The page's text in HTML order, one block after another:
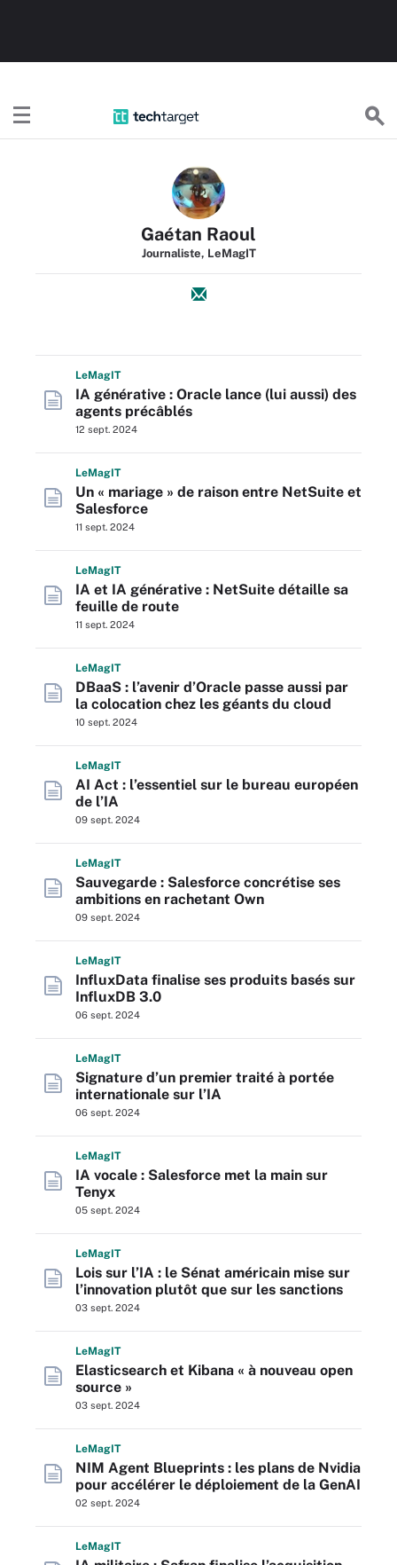
Gaétan Raoul
Journaliste, LeMagIT
LeMagIT
IA générative : Oracle lance (lui aussi) des
agents précâblés
12 sept. 2024
LeMagIT
Un « mariage » de raison entre NetSuite et
Salesforce
11 sept. 2024
LeMagIT
IA et IA générative : NetSuite détaille sa
feuille de route
11 sept. 2024
LeMagIT
DBaaS : l’avenir d’Oracle passe aussi par
la colocation chez les géants du cloud
10 sept. 2024
LeMagIT
AI Act : l’essentiel sur le bureau européen
de l’IA
09 sept. 2024
LeMagIT
Sauvegarde : Salesforce concrétise ses
ambitions en rachetant Own
09 sept. 2024
LeMagIT
InfluxData finalise ses produits basés sur
InfluxDB 3.0
06 sept. 2024
LeMagIT
Signature d’un premier traité à portée
internationale sur l’IA
06 sept. 2024
LeMagIT
IA vocale : Salesforce met la main sur
Tenyx
05 sept. 2024
LeMagIT
Lois sur l’IA : le Sénat américain mise sur
l’innovation plutôt que sur les sanctions
03 sept. 2024
LeMagIT
Elasticsearch et Kibana « à nouveau open
source »
03 sept. 2024
LeMagIT
NIM Agent Blueprints : les plans de Nvidia
pour accélérer le déploiement de la GenAI
02 sept. 2024
LeMagIT